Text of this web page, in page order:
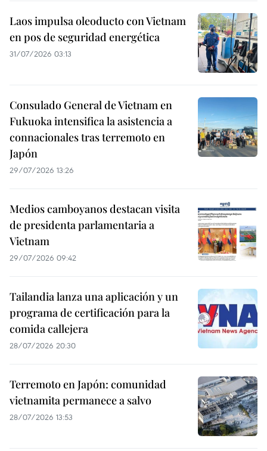
Laos impulsa oleoducto con Vietnam
en pos de seguridad energética
31/07/2026 03:13
Consulado General de Vietnam en
Fukuoka intensifica la asistencia a
connacionales tras terremoto en
Japón
29/07/2026 13:26
Medios camboyanos destacan visita
de presidenta parlamentaria a
Vietnam
29/07/2026 09:42
Tailandia lanza una aplicación y un
programa de certificación para la
comida callejera
28/07/2026 20:30
Terremoto en Japón: comunidad
vietnamita permanece a salvo
28/07/2026 13:53